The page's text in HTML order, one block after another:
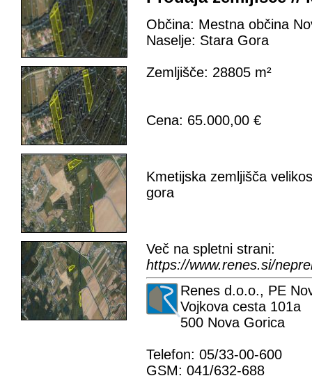
Občina: Mestna občina
Naselje: Stara Gora
Zemljišče: 28805 m²
Cena: 65.000,00 €
Kmetijska zemljišča
gora
Več na spletni strani:
https://www.renes.si/
Renes d.o.o., PE
Vojkova cesta 101a
500 Nova Gorica
Telefon: 05/33-00-600
GSM: 041/632-688